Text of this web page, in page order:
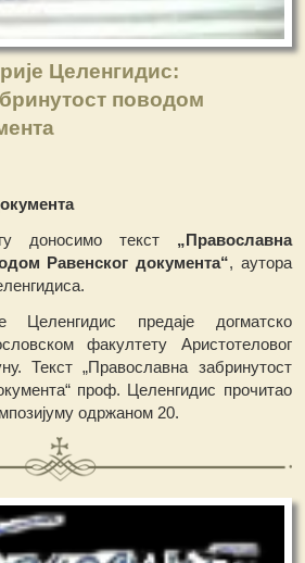
Целенгидис:
поводом
доносимо текст „Православна
Равенског документа“, аутора
Целенгидис предаје догматско
факултету Аристотеловог
Текст „Православна забринутост
проф. Целенгидис прочитао
одржаном 20.